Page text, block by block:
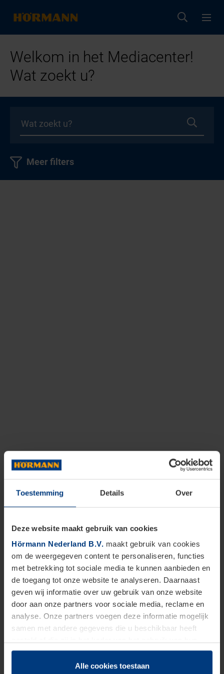
Toestemming Details Over
Deze website maakt gebruik van cookies
Hörmann Nederland B.V. maakt gebruik van cookies
om de weergegeven content te personaliseren, functies
met betrekking tot sociale media te kunnen aanbieden en
de toegang tot onze website te analyseren. Daarnaast
geven wij informatie over uw gebruik van onze website
door aan onze partners voor sociale media, reclame en
analyse. Onze partners voegen deze informatie mogelijk
samen met andere gegevens die u beschikbaar heeft
dienstverlening hebben verzameld.
Juridisch zijn wij gerechtigd om cookies op uw computer
Alle cookies toestaan
Welkom in het Mediacenter!
Wat zoekt u?
Meer filters